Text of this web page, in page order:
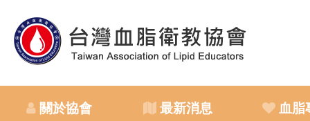
關於協會 最新消息 血脂